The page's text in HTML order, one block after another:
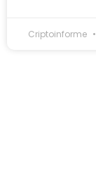
Criptoinforme